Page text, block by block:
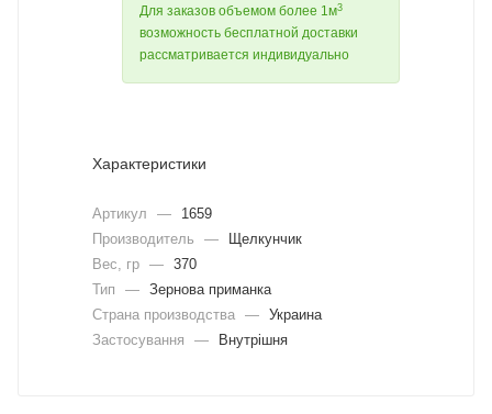
Для заказов объемом более 1м3
возможность бесплатной доставки
рассматривается индивидуально
Характеристики
Артикул —
1659
Производитель
—
Щелкунчик
Вес, гр — 370
Тип
— Зернова приманка
Страна производства — Украина
Застосування
— Внутрішня